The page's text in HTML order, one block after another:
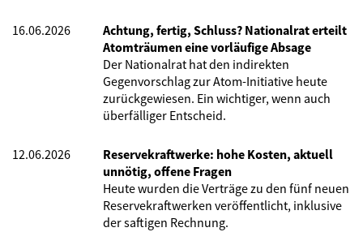
16.06.2026
Achtung, fertig, Schluss? Nationalrat erteilt
Atomträumen eine vorläufige Absage
Der Nationalrat hat den indirekten
Gegenvorschlag zur Atom-Initiative heute
zurückgewiesen. Ein wichtiger, wenn auch
überfälliger Entscheid.
12.06.2026
Reservekraftwerke: hohe Kosten, aktuell
unnötig, offene Fragen
Heute wurden die Verträge zu den fünf neuen
Reservekraftwerken veröffentlicht, inklusive
der saftigen Rechnung.